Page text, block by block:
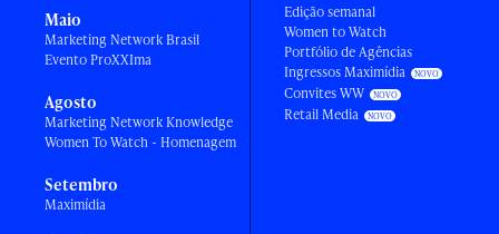
Maio
Marketing Network Brasil
Evento ProXXIma
Agosto
Marketing Network Knowledge
Women To Watch - Homenagem
Setembro
Maximídia
Edição semanal
Women to Watch
Portfólio de Agências
Ingressos Maximídia
Convites WW
Retail Media